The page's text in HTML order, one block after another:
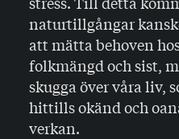
naturtillgångar
att mätta behoven
folkmängd och sist,
skugga över våra liv,
hittills okänd och
verkan.